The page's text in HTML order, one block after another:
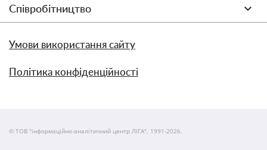
Співробітництво
Умови використання сайту
Політика конфіденційності
© ТОВ "інформаційно-аналітичний центр ЛІГА", 1991-2026.